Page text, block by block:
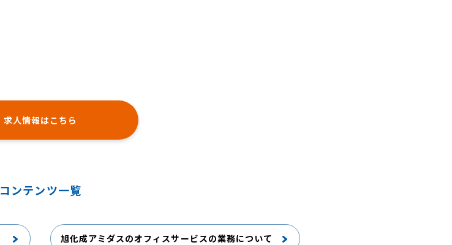
求人情報はこちら
コンテンツ一覧
旭化成アミダスのオフィスサービスの業務について